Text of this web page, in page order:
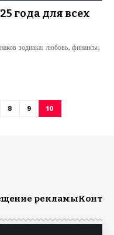
года для всех
зодиака: любовь, финансы,
8 9 10
рекламы